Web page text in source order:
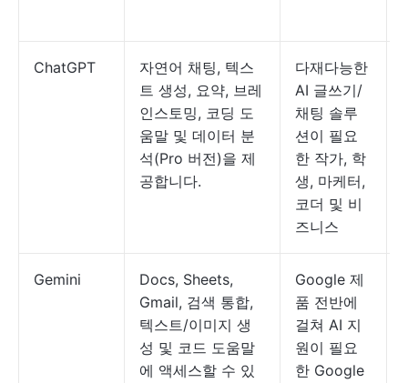
ChatGPT
자연어 채팅, 텍스
트 생성, 요약, 브레
인스토밍, 코딩 도
움말 및 데이터 분
석(Pro 버전)을 제
공합니다.
다재다능한
AI 글쓰기/
채팅 솔루
션이 필요
한 작가, 학
생, 마케터,
코더 및 비
즈니스
Gemini
Docs, Sheets,
Gmail, 검색 통합,
텍스트/이미지 생
성 및 코드 도움말
에 액세스할 수 있
Google 제
품 전반에
걸쳐 AI 지
원이 필요
한 Google